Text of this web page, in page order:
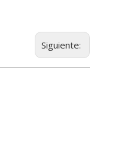
Siguiente: